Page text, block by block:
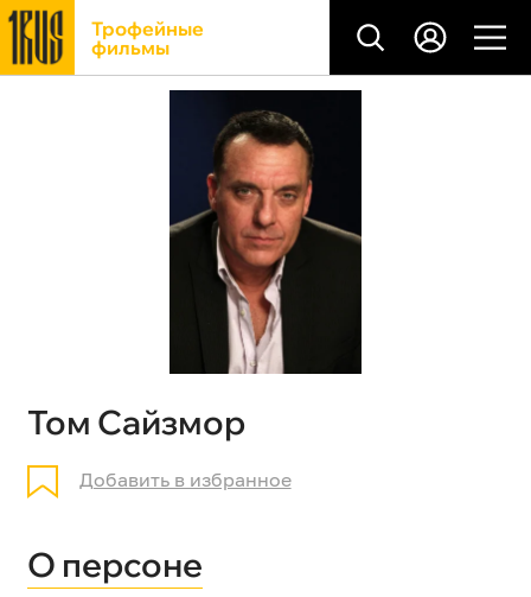
Трофейные
фильмы
Том Сайзмор
Добавить в избранное
О персоне